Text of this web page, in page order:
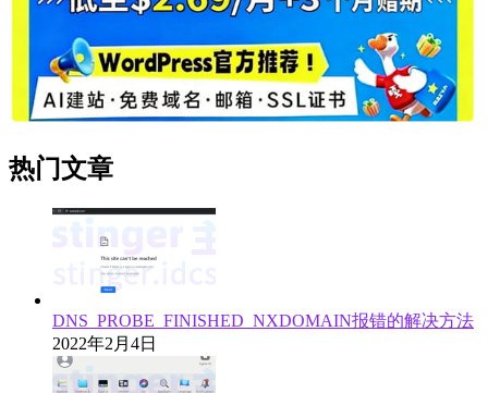
热门文章
DNS_PROBE_FINISHED_NXDOMAIN报错的解决方法
2022年2月4日